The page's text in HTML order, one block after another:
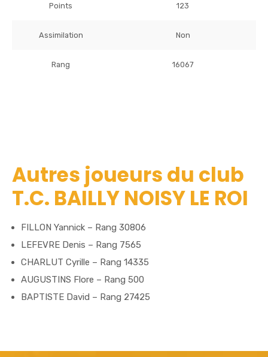
Points 123
Assimilation Non
Rang 16067
Autres joueurs du club
T.C. BAILLY NOISY LE ROI
FILLON Yannick – Rang 30806
LEFEVRE Denis – Rang 7565
CHARLUT Cyrille – Rang 14335
AUGUSTINS Flore – Rang 500
BAPTISTE David – Rang 27425